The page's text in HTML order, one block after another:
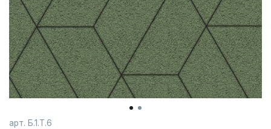
арт. Б.1.Т.6